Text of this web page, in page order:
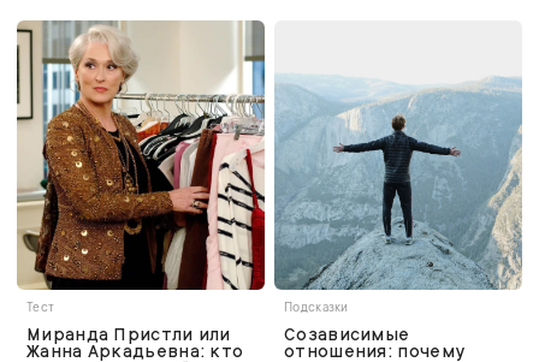
Тест
Миранда Пристли или
Жанна Аркадьевна: кто
Подсказки
Созависимые
отношения: почему